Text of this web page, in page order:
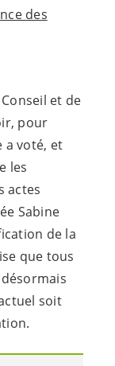
des
et de
pour
a voté, et
les
actes
Sabine
de la
que tous
soit